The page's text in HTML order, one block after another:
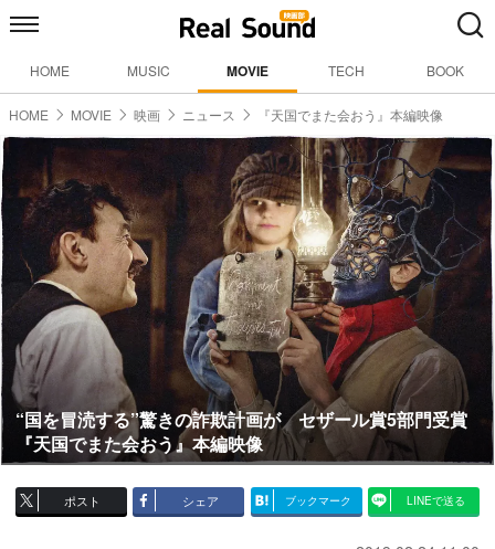
HOME MUSIC MOVIE TECH BOOK
HOME MOVIE 映画 ニュース 『天国でまた会おう』本編映像
“国を冒涜する”驚きの詐欺計画が セザール賞5部門受賞
『天国でまた会おう』本編映像
ポスト シェア ブックマーク LINEで送る